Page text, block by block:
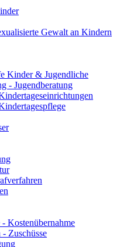
Gewalt an Kindern
Kinder & Jugendliche
- Jugendberatung
Kostenübernahme
- Zuschüsse